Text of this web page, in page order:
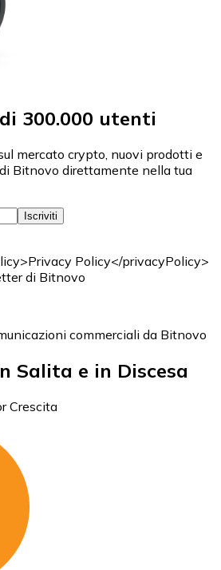
300.000 utenti
mercato crypto, nuovi prodotti e
Bitnovo direttamente nella tua
Iscriviti
Policy</privacyPolicy>
di Bitnovo
commerciali da Bitnovo
Salita e in Discesa
Crescita